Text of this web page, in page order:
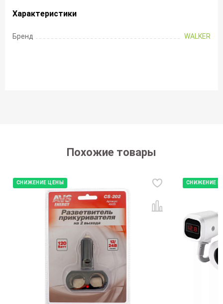
Характеристики
Бренд WALKER
Похожие товары
СНИЖЕНИЕ ЦЕНЫ СНИЖЕНИЕ